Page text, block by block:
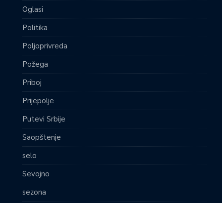
Oglasi
Politika
Poljoprivreda
Požega
Priboj
Prijepolje
Putevi Srbije
Saopštenje
selo
Sevojno
sezona